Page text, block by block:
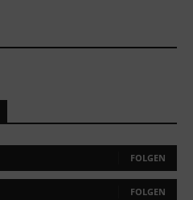
FOLGEN
FOLGEN